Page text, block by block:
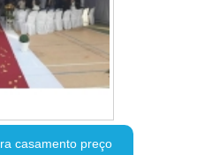
casamento preço